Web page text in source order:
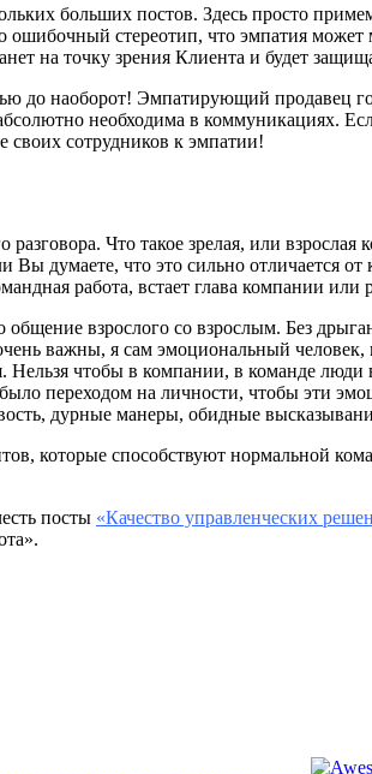
больших постов. Здесь просто
ошибочный стереотип, что эмпатия
на точку зрения Клиента и будет
до наоборот! Эмпатирующий продавец
необходима в коммуникациях.
сотрудников к эмпатии!
разговора. Что такое зрелая, или
Вы думаете, что это сильно отличается
работа, встает глава компании
общение взрослого со взрослым. Без
важны, я сам эмоциональный
чтобы в компании, в команде люди
переходом на личности, чтобы эти
дурные манеры, обидные
которые способствуют нормальной
посты «Качество управленческих